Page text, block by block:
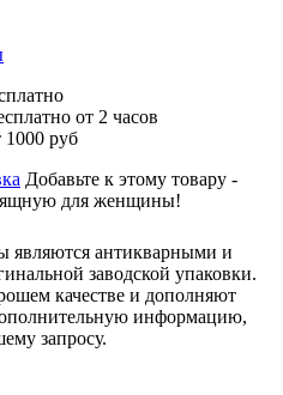
от 2 часов
1000 руб
Добавьте к этому товару -
для женщины!
являются антикварными и
заводской упаковки.
качестве и дополняют
информацию,
запросу.